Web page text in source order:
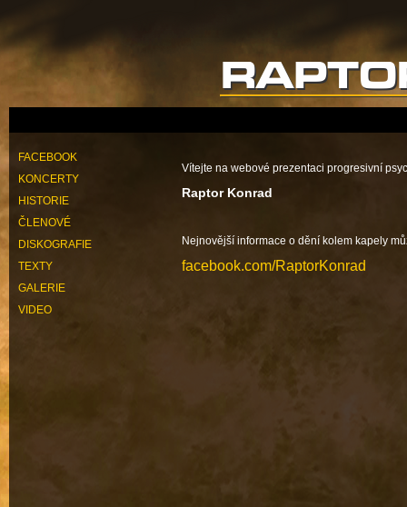
FACEBOOK
KONCERTY
HISTORIE
ČLENOVÉ
DISKOGRAFIE
TEXTY
GALERIE
VIDEO
Vítejte na webové prezentaci progresivní
Raptor Konrad
Nejnovější informace o dění kolem kapely
facebook.com/RaptorKonrad